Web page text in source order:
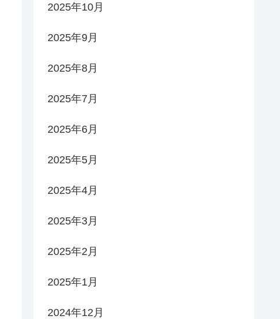
2025年10月
2025年9月
2025年8月
2025年7月
2025年6月
2025年5月
2025年4月
2025年3月
2025年2月
2025年1月
2024年12月